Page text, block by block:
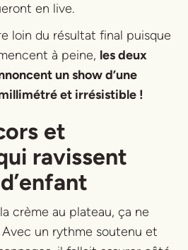
en live.
loin du résultat final puisque
à peine, les deux
un show d’une
et irrésistible !
et
ravissent
crème au plateau, ça ne
Avec un rythme soutenu et